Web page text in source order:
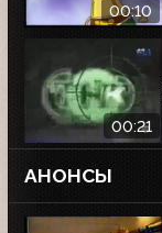
00:10
00:21
АНОНСЫ